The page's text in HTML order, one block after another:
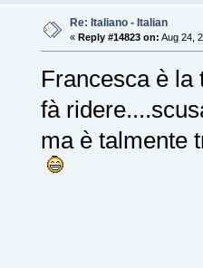
Re: Italiano - Italian
« Reply #14823 on: Aug 24,
Francesca è la
fà
ma è talmente